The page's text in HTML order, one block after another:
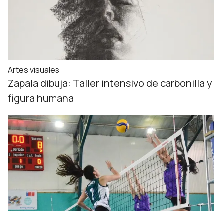
Artes visuales
Zapala dibuja: Taller intensivo de carbonilla y
figura humana